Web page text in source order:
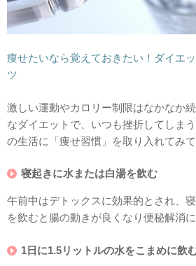
痩せたいなら覚えておきたい！ダイエ
ツ
激しい運動やカロリー制限はなかなか
なダイエットで、いつも挫折してしま
の生活に「痩せ習慣」を取り入れてみて
寝起きに水または白湯を飲む
午前中はデトックスに効果的とされ、
を飲むと腸の動きが良くなり便秘解消
1日に1.5リットルの水をこまめに飲